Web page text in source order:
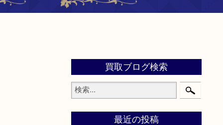
買取ブログ検索
最近の投稿